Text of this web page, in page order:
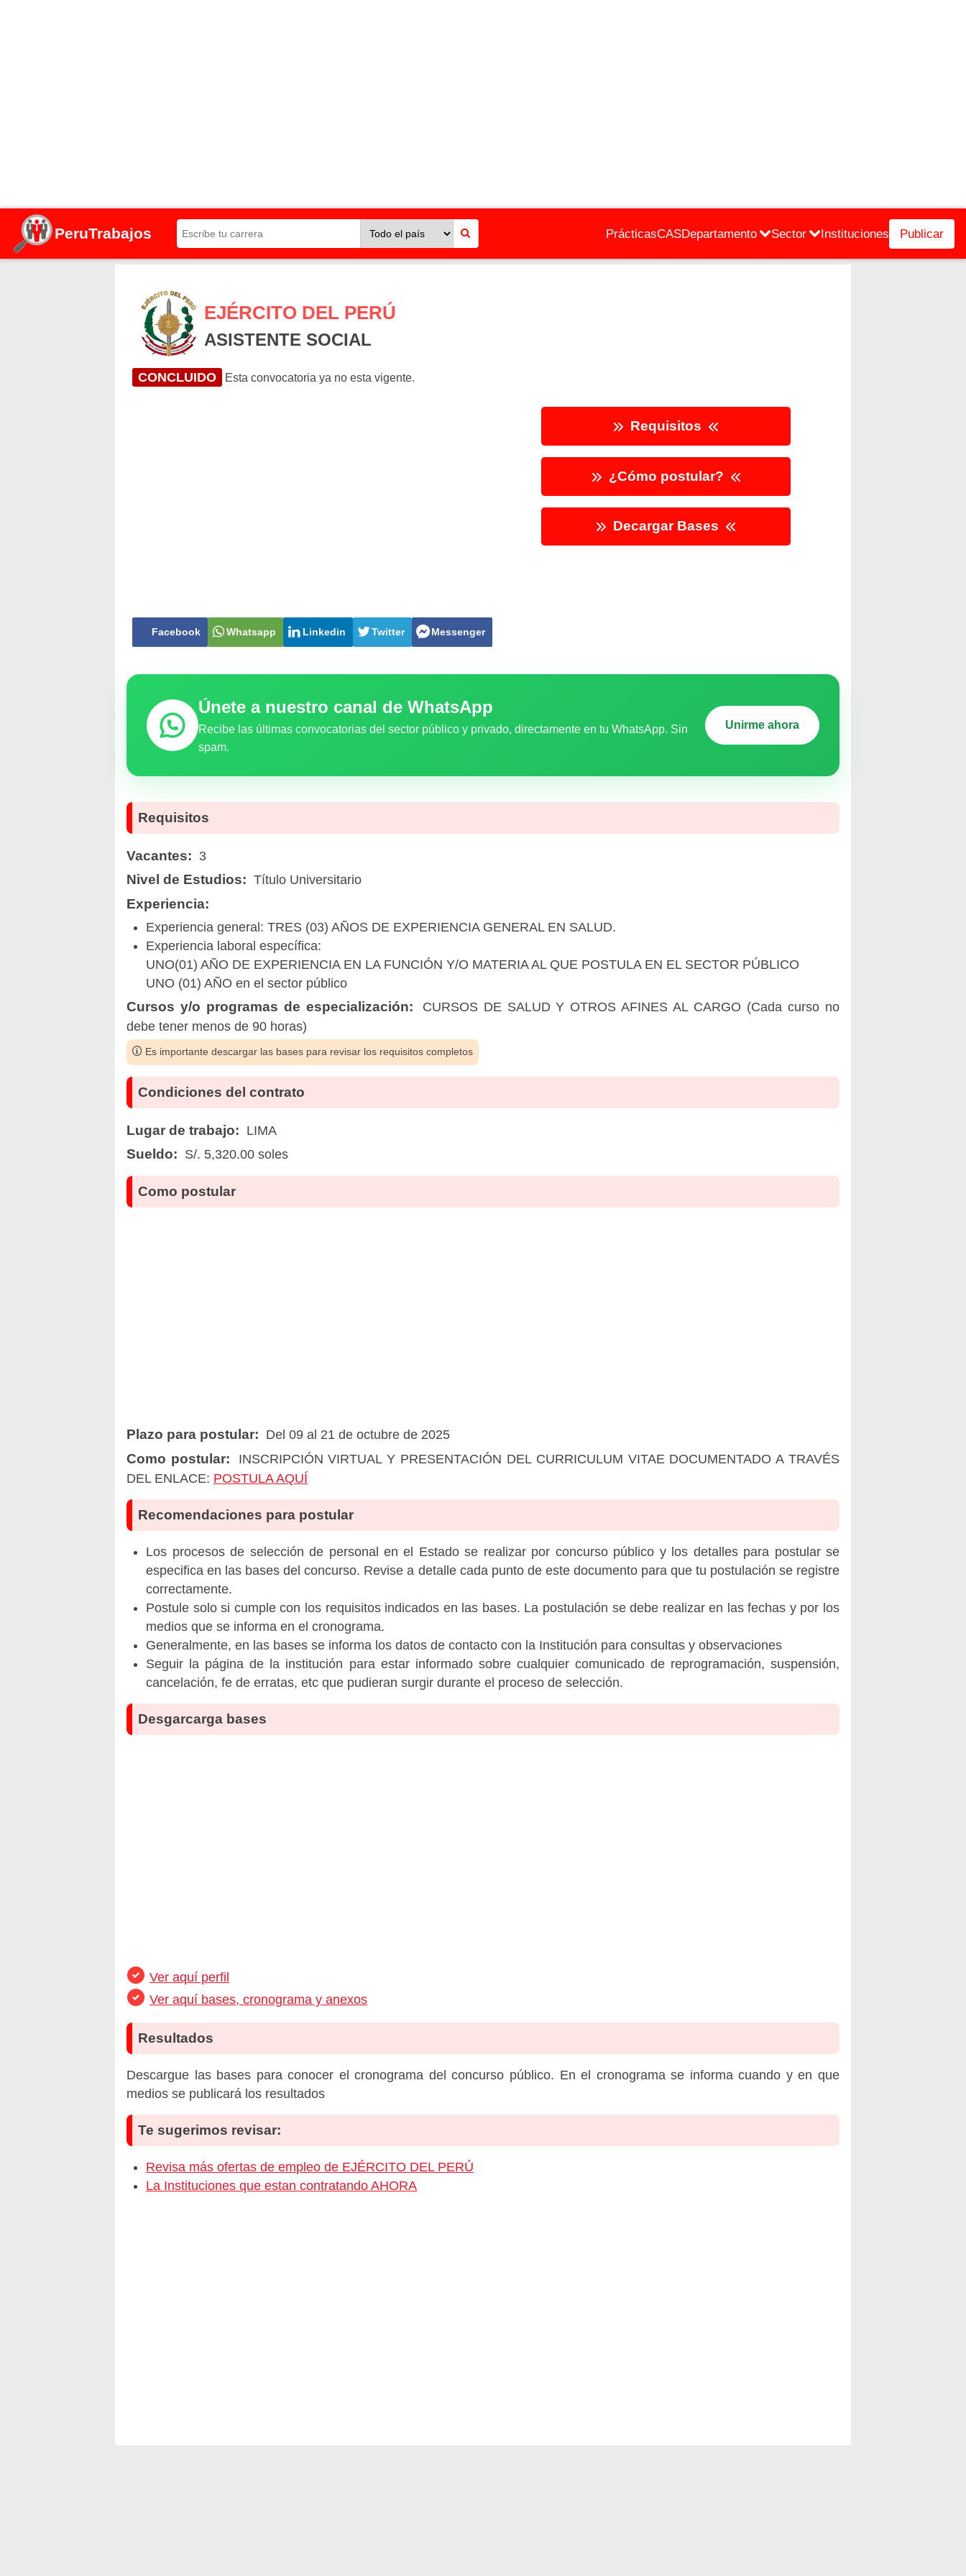
PeruTrabajos PrácticasCASDepartamento Sector Instituciones Publicar
EJÉRCITO DEL PERÚ
ASISTENTE SOCIAL
CONCLUIDO Esta convocatoria ya no esta vigente.
Facebook Whatsapp Linkedin Twitter Messenger
Requisitos
¿Cómo postular?
Decargar Bases
Únete a nuestro canal de WhatsApp
Recibe las últimas convocatorias del sector público y privado, directamente en tu WhatsApp. Sin
spam.
Unirme ahora
Requisitos
Vacantes: 3
Nivel de Estudios: Título Universitario
Experiencia:
Experiencia general: TRES (03) AÑOS DE EXPERIENCIA GENERAL EN SALUD.
Experiencia laboral específica:
UNO(01) AÑO DE EXPERIENCIA EN LA FUNCIÓN Y/O MATERIA AL QUE POSTULA EN EL SECTOR PÚBLICO
UNO (01) AÑO en el sector público
Cursos y/o programas de especialización:
CURSOS DE SALUD Y OTROS AFINES AL CARGO (Cada curso no
debe tener menos de 90 horas)
Es importante descargar las bases para revisar los requisitos completos
Condiciones del contrato
Lugar de trabajo: LIMA
Sueldo: S/. 5,320.00 soles
Como postular
Plazo para postular: Del 09 al 21 de octubre de 2025
Como postular:
INSCRIPCIÓN VIRTUAL Y PRESENTACIÓN DEL CURRICULUM VITAE DOCUMENTADO A TRAVÉS
DEL ENLACE: POSTULA AQUÍ
Recomendaciones para postular
Los procesos de selección de personal en el Estado se realizar por concurso público y los detalles para postular se
especifica en las bases del concurso. Revise a detalle cada punto de este documento para que tu postulación se registre
correctamente.
Postule solo si cumple con los requisitos indicados en las bases. La postulación se debe realizar en las fechas y por los
medios que se informa en el cronograma.
Generalmente, en las bases se informa los datos de contacto con la Institución para consultas y observaciones
Seguir la página de la institución para estar informado sobre cualquier comunicado de reprogramación, suspensión,
cancelación, fe de erratas, etc que pudieran surgir durante el proceso de selección.
Desgarcarga bases
Ver aquí perfil
Ver aquí bases, cronograma y anexos
Resultados
Descargue las bases para conocer el cronograma del concurso público. En el cronograma se informa cuando y en que
medios se publicará los resultados
Te sugerimos revisar:
Revisa más ofertas de empleo de EJÉRCITO DEL PERÚ
La Instituciones que estan contratando AHORA